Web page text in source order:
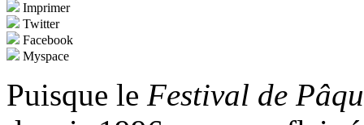
Imprimer
Twitter
Facebook
Myspace
Puisque le Festival de